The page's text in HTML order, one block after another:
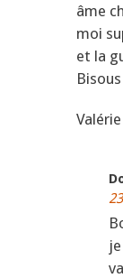
âme
moi
et la
Bisous
Valérie